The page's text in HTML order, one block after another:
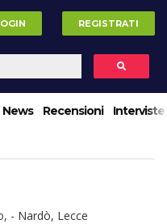
REGISTRATI
News Recensioni Interviste
- Nardò, Lecce